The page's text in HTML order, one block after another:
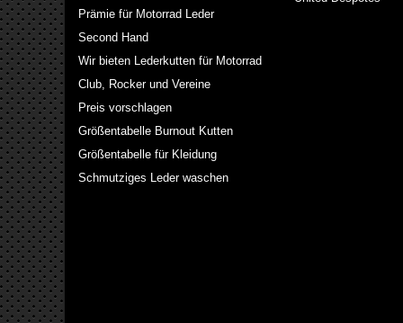
Prämie für Motorrad Leder
Second Hand
Wir bieten Lederkutten für Motorrad
Club, Rocker und Vereine
Preis vorschlagen
Größentabelle Burnout Kutten
Größentabelle für Kleidung
Schmutziges Leder waschen